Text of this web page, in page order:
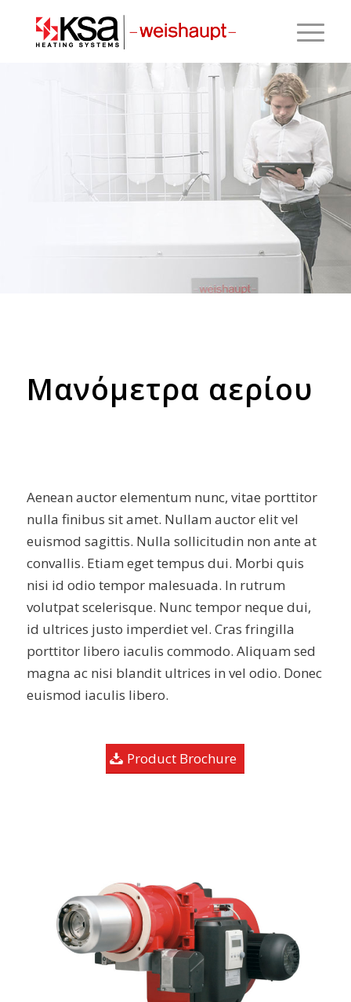
Μανόμετρα αερίου
Aenean auctor elementum nunc, vitae porttitor
nulla finibus sit amet. Nullam auctor elit vel
euismod sagittis. Nulla sollicitudin non ante at
convallis. Etiam eget tempus dui. Morbi quis
nisi id odio tempor malesuada. In rutrum
volutpat scelerisque. Nunc tempor neque dui,
id ultrices justo imperdiet vel. Cras fringilla
porttitor libero iaculis commodo. Aliquam sed
magna ac nisi blandit ultrices in vel odio. Donec
euismod iaculis libero.
Product Brochure